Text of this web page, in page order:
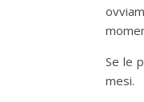
Se le
mesi.